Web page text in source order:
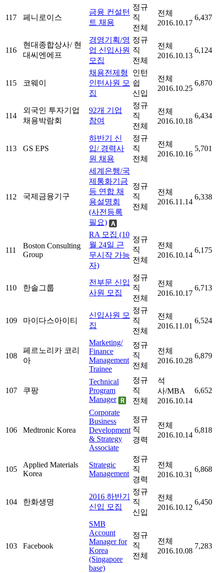
117 페니로이스
금융 컨설턴
트 채용
정규
직
전체
전체
2016.10.17
6,437
116
현대종합상사/ 현
대씨엔에프
경영기획/영
업 신입사원
모집
정규
직
전체
전체
2016.10.13
6,124
115 코웨이
채용전제형
인턴사원 모
집
인턴
쉽
신입
전체
2016.10.25
6,870
114
외국인 투자기업
채용박람회
92개 기업
참여
정규
직
전체
전체
2016.10.18
6,434
113 GS EPS
하반기 신
입/ 경력사
원 채용
정규
직
전체
전체
2016.10.16
5,701
112 국제금융기구
세계은행/국
제통화기금
등 연합 채
용설명회
(사전등록
필요)
정규
직
전체
전체
2016.11.14
6,338
111
Boston Consulting
Group
RA 모집 (10
월 24일 근
무시작 가능
자)
정규
직
전체
전체
2016.10.14
6,175
110 한솔그룹
전부문 신입
사원 모집
정규
직
전체
전체
2016.10.17
6,713
109 마이다스아이티
신입사원 모
집
정규
직
전체
전체
2016.11.01
6,524
108
페르노리카 코리
아
Marketing/
Finance
Management
Trainee
정규
직
전체
전체
2016.10.28
6,879
107 쿠팡
Technical
Program
Manager
정규
직
전체
석
사/MBA
2016.10.14
6,652
106 Medtronic Korea
Corporate
Business
Development
& Strategy
Associate
정규
직
경력
전체
2016.10.14
6,818
105
Applied Materials
Korea
Strategic
Management
정규
직
경력
전체
2016.10.31
6,868
104 한화생명
2016 하반기
신입 모집
정규
직
신입
전체
2016.10.12
6,450
103 Facebook
SMB
Account
Manager for
Korea
(Singapore
base)
정규
직
전체
전체
2016.10.08
7,283